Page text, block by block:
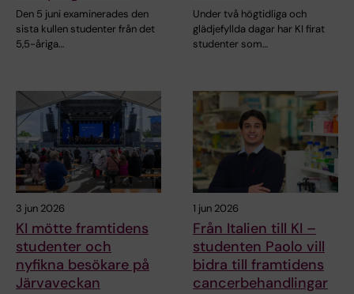
Den 5 juni examinerades den
sista kullen studenter från det
5,5-åriga…
Under två högtidliga och
glädjefyllda dagar har KI firat
studenter som…
3 jun 2026
KI mötte framtidens
studenter och
nyfikna besökare på
Järvaveckan
1 jun 2026
Från Italien till KI –
studenten Paolo vill
bidra till framtidens
cancerbehandlingar